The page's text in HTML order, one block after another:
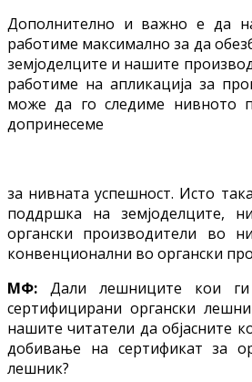
Дополнително и важно е да
работиме максимално за да
земјоделците и нашите
работиме на апликација за
може да го следиме нивното
допринесеме
за нивната успешност. Исто
поддршка на земјоделците,
органски производители во
конвенционални во органски
МФ: Дали лешниците кои ги
сертифицирани органски
нашите читатели да објасните
добивање на сертификат за
лешник?